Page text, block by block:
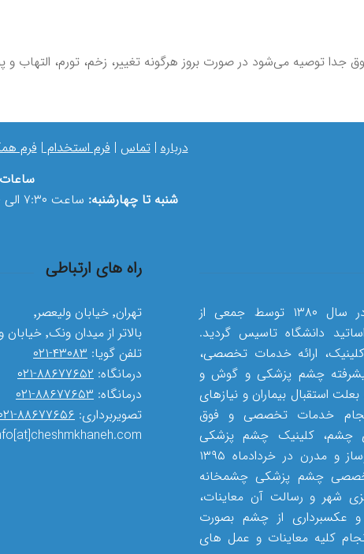
جدا توصیه می‌شود در صورت بروز هرگونه تغییر، زخم، تورم،
درباره|تماس |فرم استخدام|فرم
شنبه تا چهارشنبه: ساعت ۷:۳۰ الی ۱۹:۳۰ |
کلینیک مرکزی شهر در سال ۱۳۸۰ توسط جمعی از
دانشگاه تاسیس گردید.
ارائه خدمات تخصصی،
چشم پزشکی و گوش و
استقبال بیماران و نیازهای
خدمات تخصصی و فوق
چشم، کلینیک چشم پزشکی
چشمخانه در بنایی نوساز و مدرن در خردادماه ۱۳۹۵
تخصصی چشم پزشکی چشمخانه
شهر و رسالت آن معاینات،
عکسبرداری از چشم بصورت
کلیه معاینات و عمل های
راه های ارتباطی
تهران٬ خیابان ولیعصر٬
بالاتر از میدان ونک٬ خیابان والی نژاد٬ پلاک ۲۶
تلفن گویا: ۴۳۰۸۳-۰۲۱
درمانگاه: ۸۸۶۷۷۶۵۲-۰۲۱
درمانگاه: ۸۸۶۷۷۶۵۳-۰۲۱
تصویربرداری: ۸۸۶۷۷۶۵۶-۰۲۱